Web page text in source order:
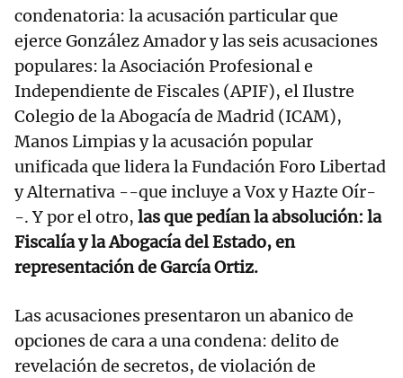
condenatoria: la acusación particular que
ejerce González Amador y las seis acusaciones
populares: la Asociación Profesional e
Independiente de Fiscales (APIF), el Ilustre
Colegio de la Abogacía de Madrid (ICAM),
Manos Limpias y la acusación popular
unificada que lidera la Fundación Foro Libertad
y Alternativa --que incluye a Vox y Hazte Oír-
-. Y por el otro, las que pedían la absolución: la
Fiscalía y la Abogacía del Estado, en
representación de García Ortiz.
Las acusaciones presentaron un abanico de
opciones de cara a una condena: delito de
revelación de secretos, de violación de